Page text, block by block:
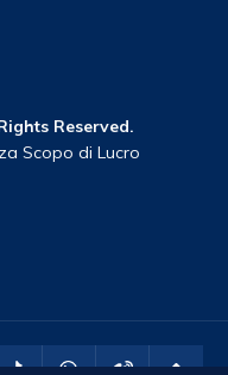
Reserved.
Scopo di Lucro